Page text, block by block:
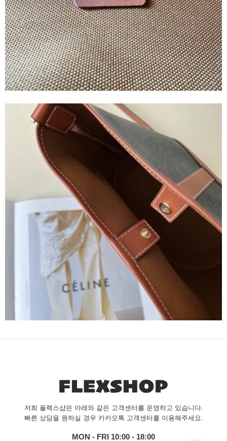
저희 플렉스샵은 아래와 같은 고객센터를 운영하고 있습니다.
빠른 상담을 원하실 경우 카카오톡 고객센터를 이용해주세요.
MON - FRI 10:00 - 18:00